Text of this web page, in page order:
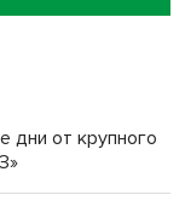
дни от крупного